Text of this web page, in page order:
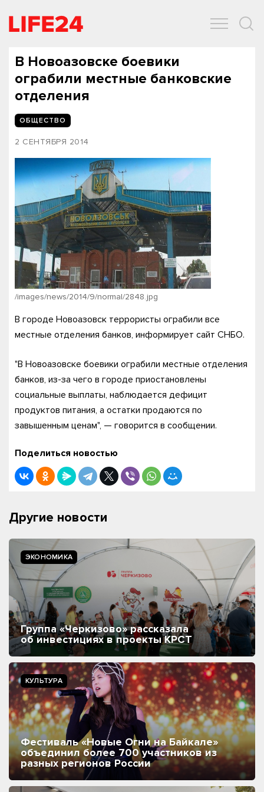
В Новоазовске боевики
ограбили местные банковские
отделения
ОБЩЕСТВО
2 СЕНТЯБРЯ 2014
/images/news/2014/9/normal/2848.jpg
В городе Новоазовск террористы ограбили все
местные отделения банков, информирует сайт СНБО.
"В Новоазовске боевики ограбили местные отделения
банков, из-за чего в городе приостановлены
социальные выплаты, наблюдается дефицит
продуктов питания, а остатки продаются по
завышенным ценам", — говорится в сообщении.
Поделиться новостью
Другие новости
ЭКОНОМИКА
Группа «Черкизово» рассказала
об инвестициях в проекты КРСТ
КУЛЬТУРА
Фестиваль «Новые Огни на Байкале»
объединил более 700 участников из
разных регионов России